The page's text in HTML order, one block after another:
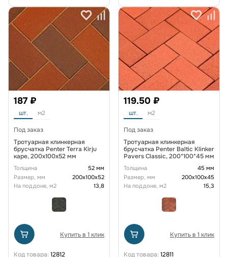
187 ₽
шт. м2
Под заказ
Тротуарная клинкерная
брусчатка Penter Terra Kirju
каре, 200х100х52 мм
Толщина
52 мм
Размер, мм
200х100х52
На поддоне, м2
13,8
Купить в 1 клик
Код товара: 12812
119.50 ₽
шт. м2
Под заказ
Тротуарная клинкерная
брусчатка Penter Baltic Klinker
Pavers Classic, 200*100*45 мм
Толщина
45 мм
Размер, мм
200х100х45
На поддоне, м2
15,3
Купить в 1 клик
Код товара: 12811